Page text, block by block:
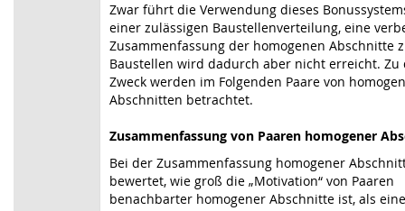
Zwar führt die Verwendung dieses
einer zulässigen Baustellenverteilung, eine
Zusammenfassung der homogenen Abschnitte
Baustellen wird dadurch aber nicht erreicht. Zu
Zweck werden im Folgenden Paare von
Abschnitten betrachtet.
Zusammenfassung von Paaren homogener
Bei der Zusammenfassung homogener
bewertet, wie groß die „Motivation“ von Paaren
benachbarter homogener Abschnitte ist, als eine